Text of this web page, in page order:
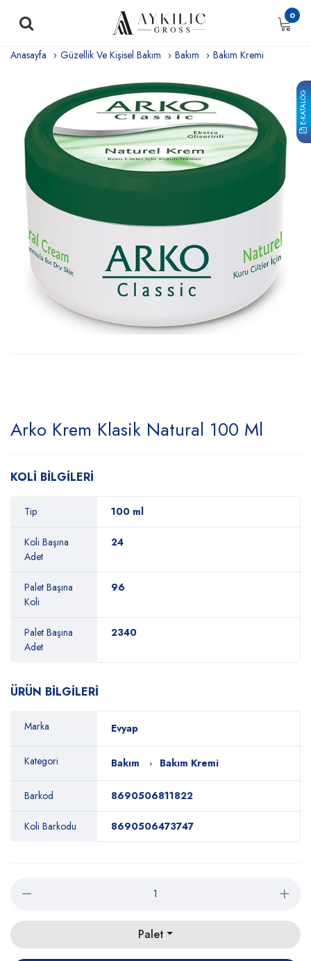
E-KATALOG
0
Anasayfa Güzellik Ve Kişisel Bakım Bakım Bakım Kremi
Arko Krem Klasik Natural 100 Ml
KOLİ BİLGİLERİ
Tip 100 ml
Koli Başına
Adet
24
Palet Başına
Koli
96
Palet Başına
Adet
2340
ÜRÜN BİLGİLERİ
Marka Evyap
Kategori Bakım Bakım Kremi
Barkod 8690506811822
Koli Barkodu 8690506473747
Palet